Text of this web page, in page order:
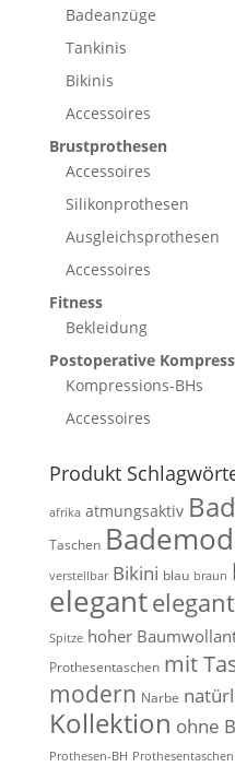
Badeanzüge
Tankinis
Bikinis
Accessoires
Brustprothesen
Accessoires
Silikonprothesen
Ausgleichsprothesen
Accessoires
Fitness
Bekleidung
Postoperative
Kompressions-BHs
Accessoires
Produkt
afrika atmungsaktiv
Taschen
verstellbar Bikini blau braun
elegant
Spitze hoher
Prothesentaschen mit
modern Narbe
Kollektion ohne
Prothesen-BH Prothesentaschen